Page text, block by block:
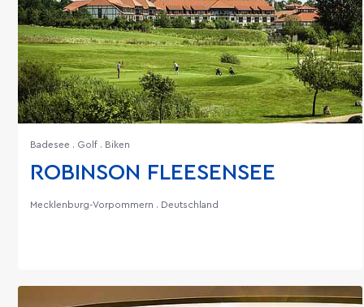
Badesee . Golf . Biken
ROBINSON FLEESENSEE
Mecklenburg-Vorpommern . Deutschland